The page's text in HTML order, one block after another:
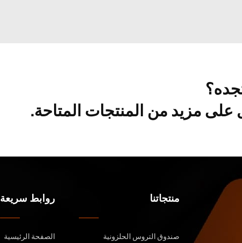
مزيد من المنتجات المتاحة.
منتجاتنا
صندوق التروس الحلزونية
روابط سريعة
الصفحة الرئيسية